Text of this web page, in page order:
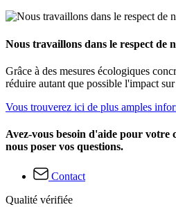
Nous travaillons dans le respect de
Grâce à des mesures écologiques
réduire autant que possible l'impact
Vous trouverez ici de plus amples
Avez-vous besoin d'aide pour votre
nous poser vos questions.
Contact
Qualité vérifiée